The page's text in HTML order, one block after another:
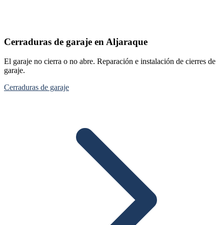
Cerraduras de garaje en Aljaraque
El garaje no cierra o no abre. Reparación e instalación de cierres de
garaje.
Cerraduras de garaje